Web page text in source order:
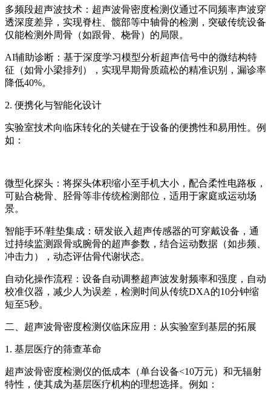
多频段超声波技术： 超声波骨密度检测仪通过不同频率声波穿
透深度差异，实现脊柱、髋部等中轴骨的检测，突破传统设备
仅能检测外周骨（如跟骨、桡骨）的局限。
AI辅助诊断：基于深度学习模型分析超声信号中的微结构特
征（如骨小梁排列），实现早期骨质疏松的精准识别，漏诊率
降低40%。
2. 便携化与智能化设计
实验室技术向临床转化的关键在于设备的便携性和易用性。例
如：
微型化探头：将探头体积缩小至手机大小，配合柔性电路板，
可贴合桡骨、胫骨等非传统检测部位，适用于家庭或运动场
景。
智能手环/鞋垫集成：研发嵌入超声传感器的可穿戴设备，通
过持续监测跟骨或腕骨的超声参数，结合运动数据（如步频、
冲击力），动态评估骨代谢状态。
自动化操作流程：设备自动调整超声波发射频率和强度，自动
校准仪器，减少人为误差，检测时间从传统DXA的10分钟缩
短至5秒。
二、 超声波骨密度检测仪临床应用：从实验室到基层的拓展
1. 基层医疗的筛查革命
超声波骨密度检测仪的低成本（单台设备<10万元）和无辐射
特性，使其成为基层医疗机构的理想选择。例如：